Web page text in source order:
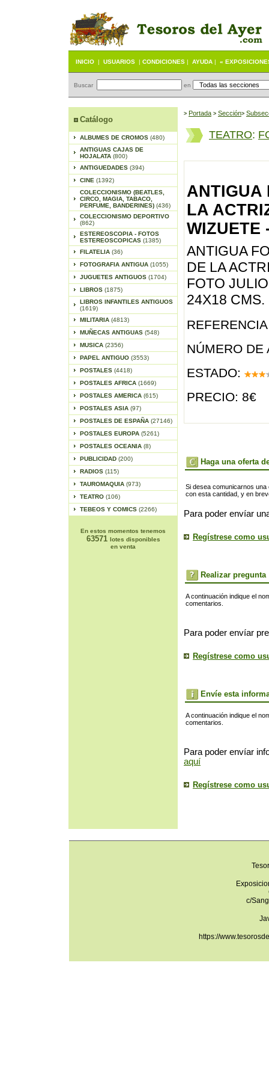
INICIO | USUARIOS | CONDICIONES | AYUDA | «
Buscar en
Catálogo
ALBUMES DE CROMOS (480)
ANTIGUAS CAJAS DE
HOJALATA (800)
ANTIGUEDADES (394)
CINE (1392)
COLECCIONISMO (BEATLES,
CIRCO, MAGIA, TABACO,
PERFUME, BANDERINES) (436)
COLECCIONISMO DEPORTIVO
(862)
ESTEREOSCOPIA - FOTOS
ESTEREOSCOPICAS (1385)
FILATELIA (36)
FOTOGRAFIA ANTIGUA (1055)
JUGUETES ANTIGUOS (1704)
LIBROS (1875)
LIBROS INFANTILES ANTIGUOS
(1619)
MILITARIA (4813)
MUÑECAS ANTIGUAS (548)
MUSICA (2356)
PAPEL ANTIGUO (3553)
POSTALES (4418)
POSTALES AFRICA (1669)
POSTALES AMERICA (615)
POSTALES ASIA (97)
POSTALES DE ESPAÑA (27146)
POSTALES EUROPA (5261)
POSTALES OCEANIA (8)
PUBLICIDAD (200)
RADIOS (115)
TAUROMAQUIA (973)
TEATRO (106)
TEBEOS Y COMICS (2266)
En estos momentos tenemos
63571 lotes disponibles
en venta
> Portada > Sección>
TEATRO:
ANTIGUA
LA
WIZUETE
ANTIGUA
DE LA
FOTO
24X18 CMS.
NÚMERO DE
ESTADO:
PRECIO: 8€
Haga una oferta
Si desea comunicarnos
con esta cantidad, y en
Para poder envíar
Regístrese como
Realizar pregunta
A continuación indique el
comentarios.
Para poder envíar
Regístrese como
Envíe esta
A continuación indique el
comentarios.
Para poder envíar
aquí
Regístrese como
c/
https://